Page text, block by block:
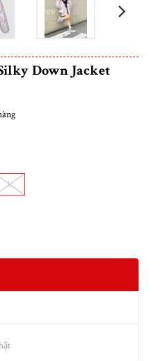
prev
Down Jacket
L